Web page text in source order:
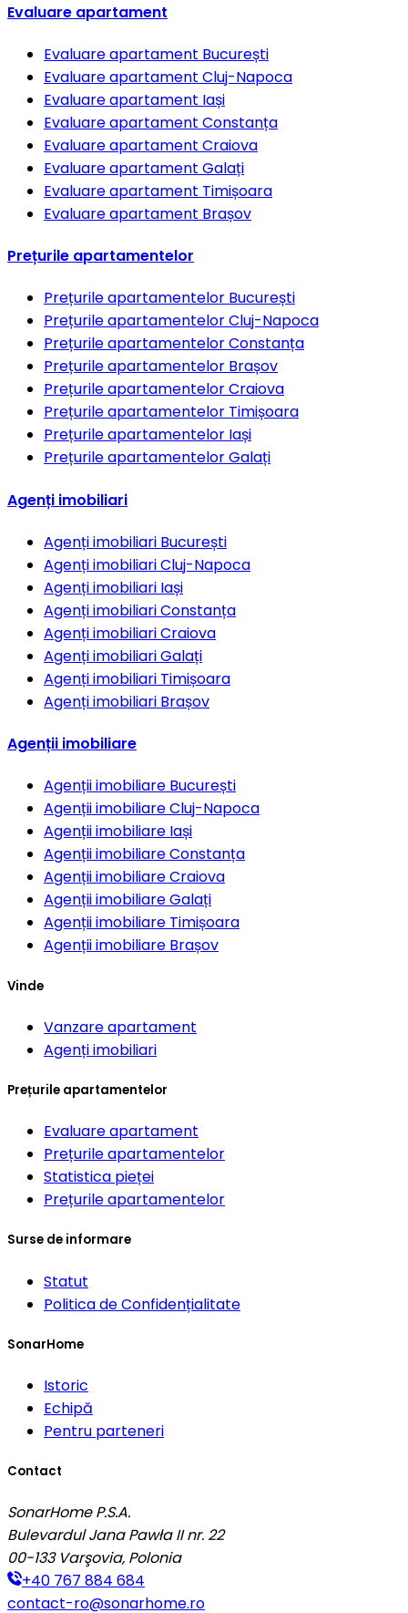
Evaluare apartament
Evaluare apartament București
Evaluare apartament Cluj-Napoca
Evaluare apartament Iași
Evaluare apartament Constanța
Evaluare apartament Craiova
Evaluare apartament Galați
Evaluare apartament Timișoara
Evaluare apartament Brașov
Prețurile apartamentelor
Prețurile apartamentelor București
Prețurile apartamentelorCluj-Napoca
Prețurile apartamentelorConstanța
Prețurile apartamentelor Brașov
Prețurile apartamentelorCraiova
Prețurile apartamentelor Timișoara
Prețurile apartamentelor Iași
Prețurile apartamentelorGalați
Agenți imobiliari
Agenți imobiliari București
Agenți imobiliariCluj-Napoca
Agenți imobiliari Iași
Agenți imobiliariConstanța
Agenți imobiliariCraiova
Agenți imobiliariGalați
Agenți imobiliari Timișoara
Agenți imobiliari Brașov
Agenții imobiliare
Agenții imobiliare București
Agenții imobiliareCluj-Napoca
Agenții imobiliare Iași
Agenții imobiliareConstanța
Agenții imobiliareCraiova
Agenții imobiliareGalați
Agenții imobiliare Timișoara
Agenții imobiliare Brașov
Vinde
Vanzare apartament
Agenți imobiliari
Prețurile apartamentelor
Evaluare apartament
Prețurile apartamentelor
Statistica pieței
Prețurile apartamentelor
Surse de informare
Statut
Politica de Confidențialitate
SonarHome
Istoric
Echipă
Pentru parteneri
Contact
SonarHome P.S.A.
Bulevardul Jana Pawła II nr. 22
00-133 Varşovia, Polonia
+40 767 884 684
contact-ro@sonarhome.ro